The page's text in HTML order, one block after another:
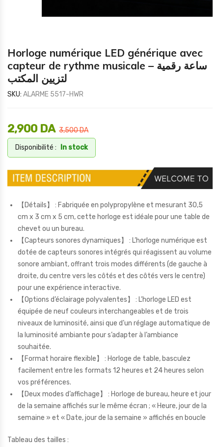
Horloge numérique LED générique avec
capteur de rythme musicale – ساعة رقمية
لتزيين المكتب
SKU: ALARME 5517-HWR
3,500DA
2,900 DA
Disponibilité : In stock
【Détails】 : Fabriquée en polypropylène et mesurant 30,5
cm x 3 cm x 5 cm, cette horloge est idéale pour une table de
chevet ou un bureau.
【Capteurs sonores dynamiques】 : L’horloge numérique est
dotée de capteurs sonores intégrés qui réagissent au volume
sonore ambiant, offrant trois modes différents (de gauche à
droite, du centre vers les côtés et des côtés vers le centre)
pour une expérience interactive.
【Options d’éclairage polyvalentes】 : L’horloge LED est
équipée de neuf couleurs interchangeables et de trois
niveaux de luminosité, ainsi que d’un réglage automatique de
la luminosité ambiante pour s’adapter à l’ambiance
souhaitée.
【Format horaire flexible】 : Horloge de table, basculez
facilement entre les formats 12 heures et 24 heures selon
vos préférences.
【Deux modes d’affichage】 : Horloge de bureau, heure et jour
de la semaine affichés sur le même écran ; « Heure, jour de la
semaine » et « Date, jour de la semaine » affichés en boucle
Tableau des tailles :